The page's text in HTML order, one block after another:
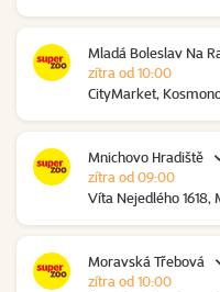
Mladá Boleslav Na
CityMarket,
zítra od 10:00
Mnichovo Hradiště
Víta Nejedlého 1618,
zítra od 09:00
Moravská Třebová
zítra od 10:00